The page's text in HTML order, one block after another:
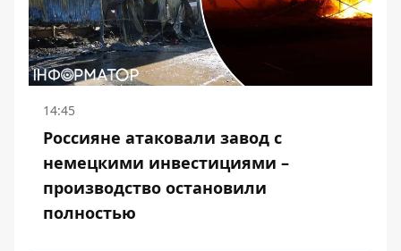
14:45
Россияне атаковали завод с
немецкими инвестициями –
производство остановили
полностью